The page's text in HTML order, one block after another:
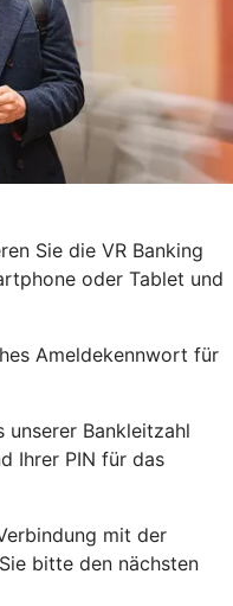
Sie die VR Banking
oder Tablet und
Ameldekennwort für
unserer Bankleitzahl
Ihrer PIN für das
mit der
bitte den nächsten